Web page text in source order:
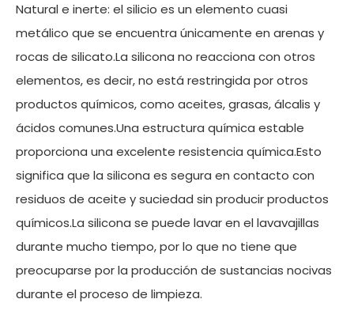
Natural e inerte: el silicio es un elemento cuasi
metálico que se encuentra únicamente en arenas y
rocas de silicato.La silicona no reacciona con otros
elementos, es decir, no está restringida por otros
productos químicos, como aceites, grasas, álcalis y
ácidos comunes.Una estructura química estable
proporciona una excelente resistencia química.Esto
significa que la silicona es segura en contacto con
residuos de aceite y suciedad sin producir productos
químicos.La silicona se puede lavar en el lavavajillas
durante mucho tiempo, por lo que no tiene que
preocuparse por la producción de sustancias nocivas
durante el proceso de limpieza.